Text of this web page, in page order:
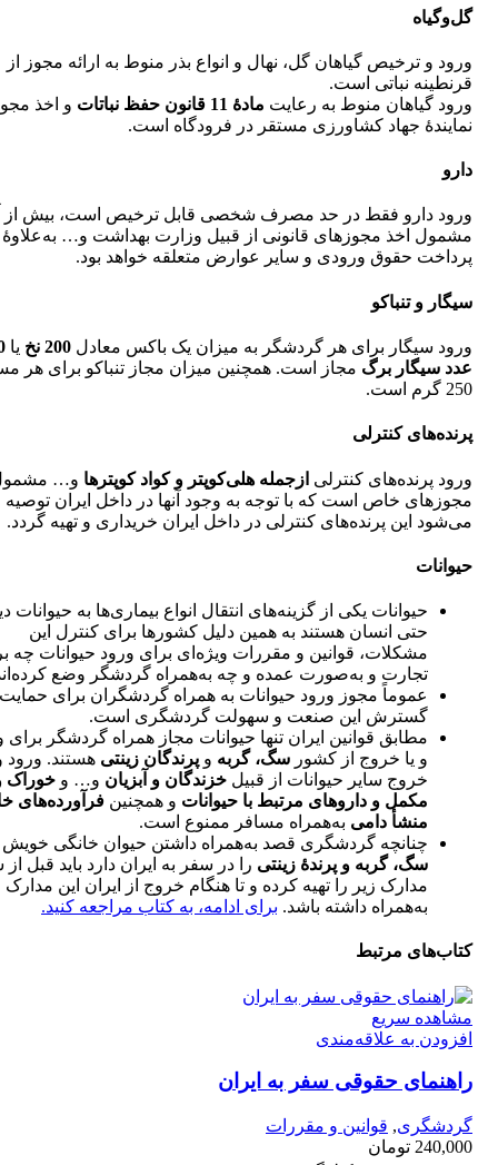
گل‌و‌گیاه
ورود و ترخیص گیاهان گل، نهال و انواع بذر منوط به ارائه مجوز از
قرنطینه نباتی است.
ورود گیاهان منوط به رعایت مادۀ 11 قانون حفظ نباتات
و اخذ
نمایندۀ جهاد کشاورزی مستقر در فرودگاه است.
دارو
ورود دارو فقط در حد مصرف شخصی قابل ترخیص است، بیش از
مشمول اخذ مجوزهای قانونی از قبیل وزارت بهداشت و… به‌علاوۀ
پرداخت حقوق ورودی و سایر عوارض متعلقه خواهد بود.
سیگار و تنباکو
ورود سیگار برای هر گردشگر به میزان یک باکس معادل یا
عدد سیگار برگ مجاز است. همچنین میزان مجاز تنباکو برای هر
250 گرم است.
پرنده‌های کنترلی
ورود پرنده‌های کنترلی ازجمله هلی‌کوپتر و کواد کوپترها و…
مجوزهای خاص است که با توجه به وجود آنها در داخل ایران توصیه
می‌شود این پرنده‌های کنترلی در داخل ایران خریداری و تهیه گردد.
حیوانات
حیوانات یکی از گزینه‌های انتقال انواع بیماری‌ها به حیوانات
حتی انسان هستند به همین دلیل کشورها برای کنترل این
مشکلات، قوانین و مقررات ویژه‌ای برای ورود حیوانات چه
تجارت و به‌صورت عمده و چه به‌همراه گردشگر وضع
عموماً مجوز ورود حیوانات به همراه گردشگران برای
گسترش این صنعت و سهولت گردشگری است.
مطابق قوانین ایران تنها حیوانات مجاز همراه گردشگر برای
و یا خروج از کشور سگ، گربه و پرندگان زینتی هستند. ورود
خروج سایر حیوانات از قبیل خزندگان و آبزیان و… و خوراک
مکمل و داروهای مرتبط با حیوانات و همچنین فرآورده‌های
منشأ دامی به‌همراه مسافر ممنوع است.
چنانچه گردشگری قصد به‌همراه داشتن حیوان خانگی
سگ، گربه و پرندۀ زینتی را در سفر به ایران دارد باید قبل
مدارک زیر را تهیه کرده و تا هنگام خروج از ایران این مدارک
به‌همراه داشته باشد. برای ادامه، به کتاب مراجعه کنید.
کتاب‌های مرتبط
مشاهده سریع
افزودن به علاقه‌مندی
راهنمای حقوقی سفر به ایران
گردشگری, قوانین و مقررات
240,000 تومان